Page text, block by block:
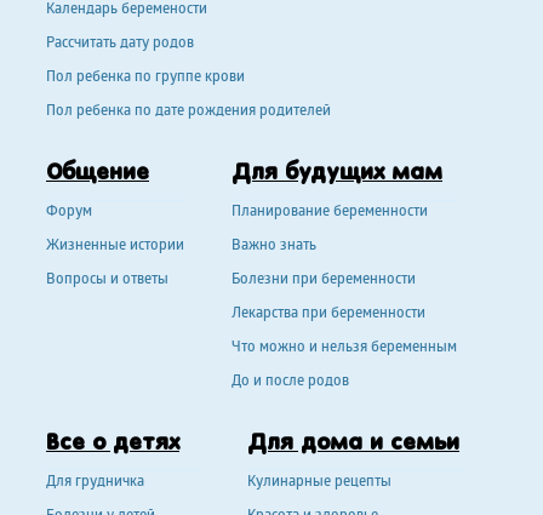
Календарь беремености
Рассчитать дату родов
Пол ребенка по группе крови
Пол ребенка по дате рождения родителей
Общение
Форум
Жизненные истории
Вопросы и ответы
Для будущих мам
Планирование беременности
Важно знать
Болезни при беременности
Лекарства при беременности
Что можно и нельзя беременным
До и после родов
Все о детях
Для грудничка
Для дома и семьи
Кулинарные рецепты